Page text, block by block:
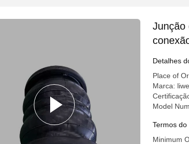
Junção
Detalhes
Place of
Marca:
Model
Termos
Minimum